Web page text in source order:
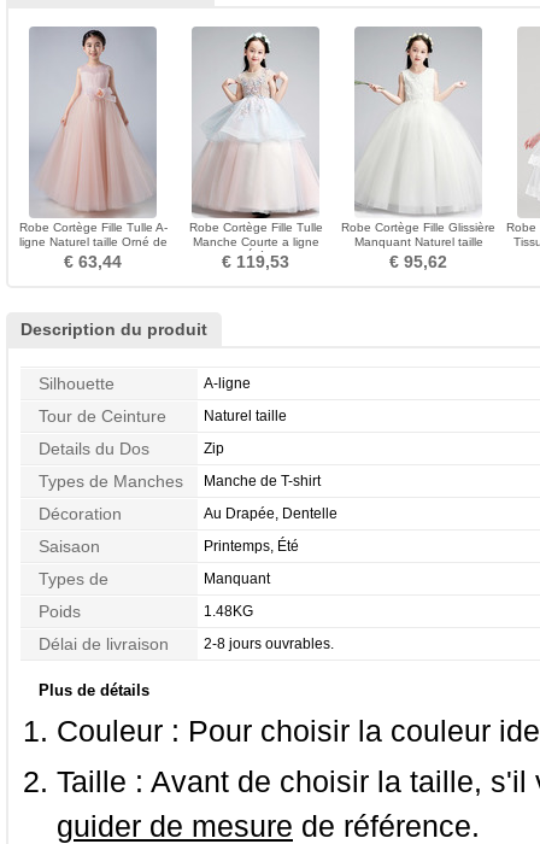
Robe Cortège Fille Tulle A-
ligne Naturel taille Orné de
Rosette
€ 63,44
Robe Cortège Fille Tulle
Manche Courte a ligne
Appliques Été Col ras du
Cou
€ 119,53
Robe Cortège Fille Glissière
Manquant Naturel taille
Balançoire
€ 95,62
Robe
Description du produit
Silhouette A-ligne
Tour de Ceinture Naturel taille
Details du Dos Zip
Types de Manches Manche de T-shirt
Décoration Au Drapée, Dentelle
Saisaon Printemps, Été
Types de
Morphologie
Manquant
Poids 1.48KG
Délai de livraison 2-8 jours ouvrables.
Plus de détails
Couleur : Pour choisir la couleur
Taille : Avant de choisir la taille,
guider de mesure de référence.